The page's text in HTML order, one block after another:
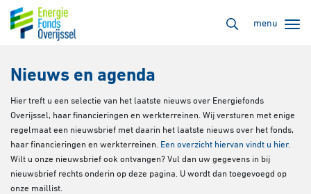
menu
Nieuws en agenda
Hier treft u een selectie van het laatste nieuws over Energiefonds
Overijssel, haar financieringen en werkterreinen. Wij versturen met enige
regelmaat een nieuwsbrief met daarin het laatste nieuws over het fonds,
haar financieringen en werkterreinen. Een overzicht hiervan vindt u hier.
Wilt u onze nieuwsbrief ook ontvangen? Vul dan uw gegevens in bij
nieuwsbrief rechts onderin op deze pagina. U wordt dan toegevoegd op
onze maillist.